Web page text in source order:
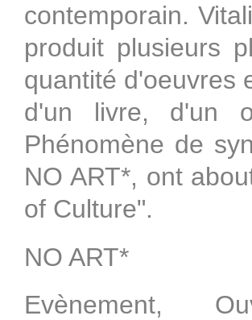
contemporain.
produit plusieurs
quantité d'oeuvres
d'un livre, d'un
Phénomène de
NO ART*, ont
of Culture".
NO ART*
Evènement,